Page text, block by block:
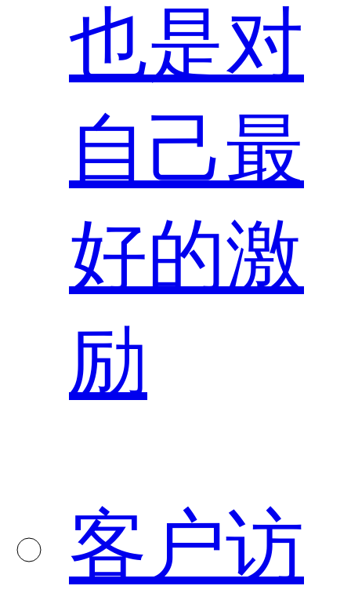
也是对
自己最
好的激
励
客户访